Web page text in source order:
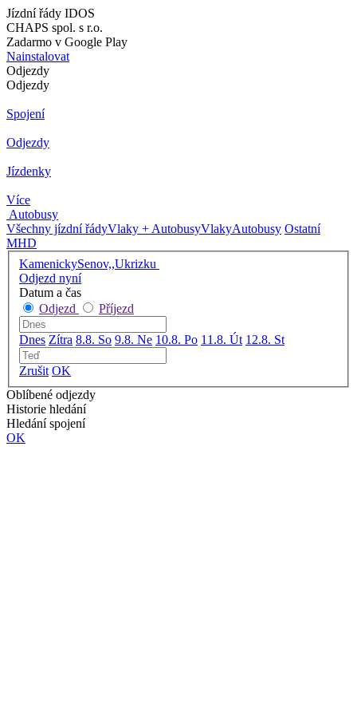
Jízdní řády IDOS
CHAPS spol. s r.o.
Zadarmo v Google Play
Nainstalovat
Odjezdy
Odjezdy
Spojení
Odjezdy
Jízdenky
Více
Autobusy
Všechny jízdní řádyVlaky + AutobusyVlakyAutobusy Ostatní
MHD
KamenickySenov,,Ukrizku
Odjezd nyní
Datum a čas
Odjezd
Příjezd
Dnes Zítra 8.8. So 9.8. Ne 10.8. Po 11.8. Út 12.8. St
Zrušit OK
Oblíbené odjezdy
Historie hledání
Hledání spojení
OK